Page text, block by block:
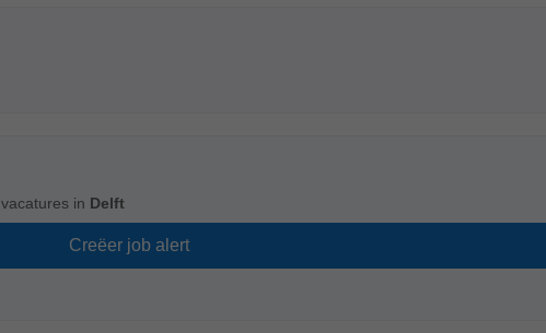
vacatures in Delft